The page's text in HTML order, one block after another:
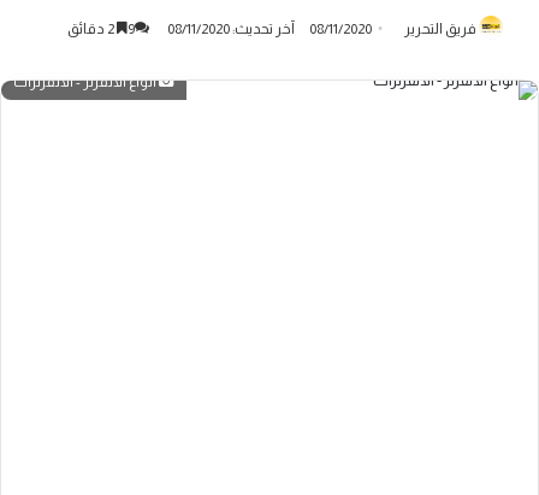
فريق التحرير 08/11/2020 آخر تحديث: 08/11/2020 9
أنواع الانفرتر - الانفرترات